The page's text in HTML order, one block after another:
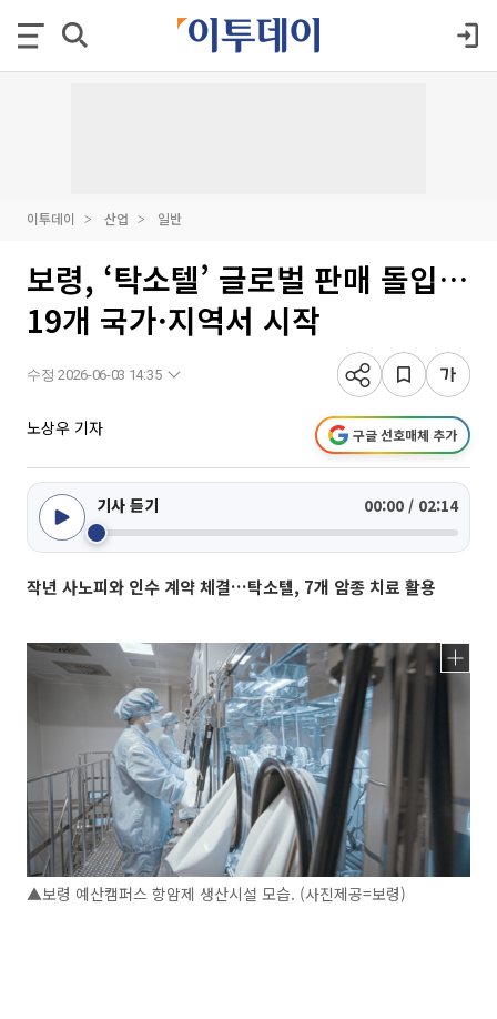
이투데이 산업 일반
보령, ‘탁소텔’ 글로벌 판매 돌입…
19개 국가·지역서 시작
수정 2026-06-03 14:35
노상우 기자 구글 선호매체 추가
기사 듣기 00:00 / 02:14
작년 사노피와 인수 계약 체결…탁소텔, 7개 암종 치료 활용
▲보령 예산캠퍼스 항암제 생산시설 모습. (사진제공=보령)